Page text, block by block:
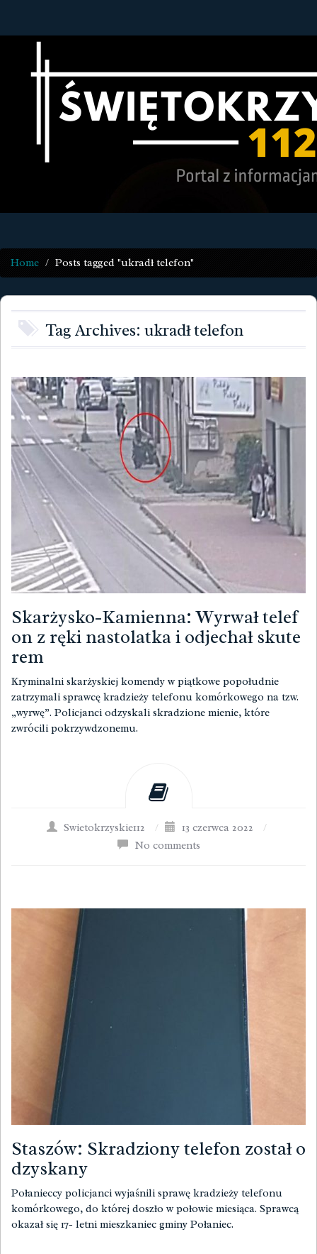
Home Posts tagged "ukradł telefon"
Tag Archives: ukradł telefon
Skarżysko-Kamienna: Wyrwał telef
on z ręki nastolatka i odjechał skute
rem
Kryminalni skarżyskiej komendy w piątkowe popołudnie
zatrzymali sprawcę kradzieży telefonu komórkowego na tzw.
„wyrwę”. Policjanci odzyskali skradzione mienie, które
zwrócili pokrzywdzonemu.
Swietokrzyskie112 / 13 czerwca 2022
/
No comments
Staszów: Skradziony telefon został o
dzyskany
Połanieccy policjanci wyjaśnili sprawę kradzieży telefonu
komórkowego, do której doszło w połowie miesiąca. Sprawcą
okazał się 17- letni mieszkaniec gminy Połaniec.